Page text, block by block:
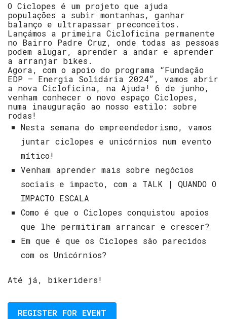
O Ciclopes é um projeto que ajuda
populações a subir montanhas, ganhar
balanço e ultrapassar preconceitos.
Lançámos a primeira Cicloficina permanente
no Bairro Padre Cruz, onde todas as pessoas
podem alugar, aprender a andar e aprender
a arranjar bikes.
Agora, com o apoio do programa “Fundação
EDP – Energia Solidária 2024”, vamos abrir
a nova Cicloficina, na Ajuda! 6 de junho,
venham conhecer o novo espaço Ciclopes,
numa inauguração ao nosso estilo: sobre
rodas!
Nesta semana do empreendedorismo, vamos
juntar ciclopes e unicórnios num evento
mítico!
Venham aprender mais sobre negócios
sociais e impacto, com a TALK | QUANDO O
IMPACTO ESCALA
Como é que o Ciclopes conquistou apoios
que lhe permitiram arrancar e crescer?
Em que é que os Ciclopes são parecidos
com os Unicórnios?
Até já, bikeriders!
REGISTER FOR EVENT